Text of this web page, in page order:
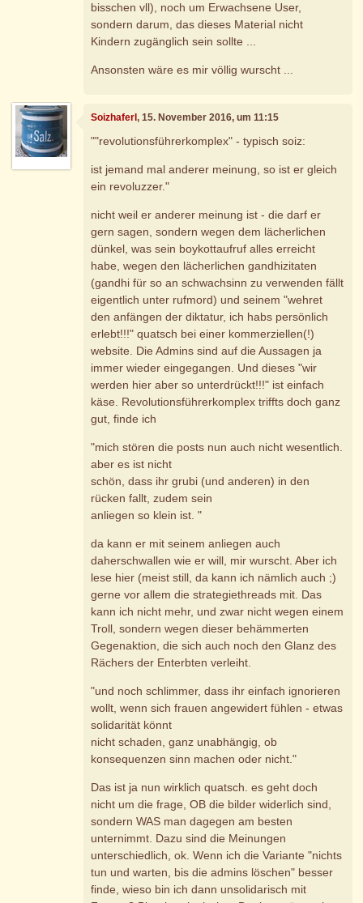
bisschen vll), noch um Erwachsene User,
sondern darum, das dieses Material nicht
Kindern zugänglich sein sollte ...
Ansonsten wäre es mir völlig wurscht ...
Soizhaferl, 15. November 2016, um 11:15
""revolutionsführerkomplex" - typisch soiz:
ist jemand mal anderer meinung, so ist er gleich
ein revoluzzer."
nicht weil er anderer meinung ist - die darf er
gern sagen, sondern wegen dem lächerlichen
dünkel, was sein boykottaufruf alles erreicht
habe, wegen den lächerlichen gandhizitaten
(gandhi für so an schwachsinn zu verwenden fällt
eigentlich unter rufmord) und seinem "wehret
den anfängen der diktatur, ich habs persönlich
erlebt!!!" quatsch bei einer kommerziellen(!)
website. Die Admins sind auf die Aussagen ja
immer wieder eingegangen. Und dieses "wir
werden hier aber so unterdrückt!!!" ist einfach
käse. Revolutionsführerkomplex triffts doch ganz
gut, finde ich
"mich stören die posts nun auch nicht wesentlich.
aber es ist nicht
schön, dass ihr grubi (und anderen) in den
rücken fallt, zudem sein
anliegen so klein ist. "
da kann er mit seinem anliegen auch
daherschwallen wie er will, mir wurscht. Aber ich
lese hier (meist still, da kann ich nämlich auch ;)
gerne vor allem die strategiethreads mit. Das
kann ich nicht mehr, und zwar nicht wegen einem
Troll, sondern wegen dieser behämmerten
Gegenaktion, die sich auch noch den Glanz des
Rächers der Enterbten verleiht.
"und noch schlimmer, dass ihr einfach ignorieren
wollt, wenn sich frauen angewidert fühlen - etwas
solidarität könnt
nicht schaden, ganz unabhängig, ob
konsequenzen sinn machen oder nicht."
Das ist ja nun wirklich quatsch. es geht doch
nicht um die frage, OB die bilder widerlich sind,
sondern WAS man dagegen am besten
unternimmt. Dazu sind die Meinungen
unterschiedlich, ok. Wenn ich die Variante "nichts
tun und warten, bis die admins löschen" besser
finde, wieso bin ich dann unsolidarisch mit